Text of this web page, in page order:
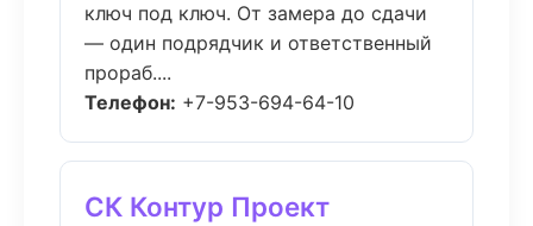
ключ под ключ. От замера до сдачи
— один подрядчик и ответственный
прораб....
Телефон: +7-953-694-64-10
СК Контур Проект